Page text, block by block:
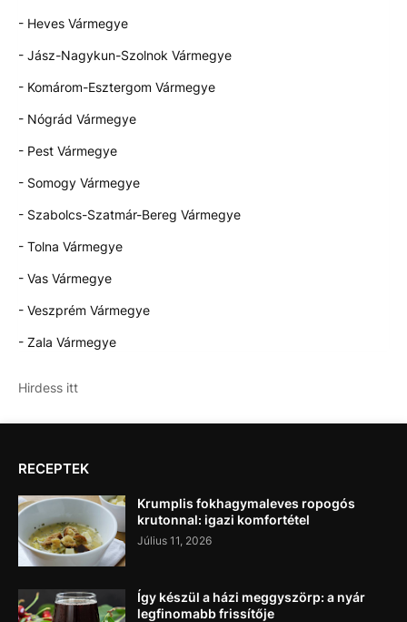
- Heves Vármegye
- Jász-Nagykun-Szolnok Vármegye
- Komárom-Esztergom Vármegye
- Nógrád Vármegye
- Pest Vármegye
- Somogy Vármegye
- Szabolcs-Szatmár-Bereg Vármegye
- Tolna Vármegye
- Vas Vármegye
- Veszprém Vármegye
- Zala Vármegye
Hirdess itt
RECEPTEK
Krumplis fokhagymaleves ropogós
krutonnal: igazi komfortétel
Július 11, 2026
Így készül a házi meggyszörp: a nyár
legfinomabb frissítője